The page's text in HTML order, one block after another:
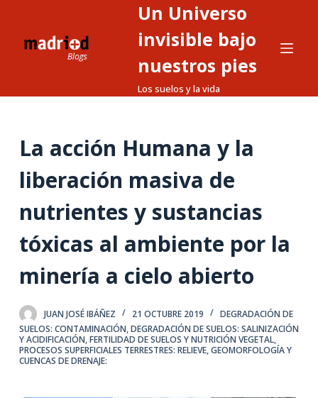
e
o
Un Universo
invisible bajo
nuestros pies
Los suelos y la vida
La acción Humana y la
liberación masiva de
nutrientes y sustancias
tóxicas al ambiente por la
minería a cielo abierto
JUAN JOSÉ IBÁÑEZ 21 OCTUBRE 2019
DEGRADACIÓN DE
SUELOS: CONTAMINACIÓN,DEGRADACIÓN DE SUELOS: SALINIZACIÓN
Y ACIDIFICACIÓN,FERTILIDAD DE SUELOS Y NUTRICIÓN VEGETAL,
PROCESOS SUPERFICIALES TERRESTRES: RELIEVE, GEOMORFOLOGÍA Y
CUENCAS DE DRENAJE: